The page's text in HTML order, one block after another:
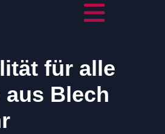
für alle
Blech